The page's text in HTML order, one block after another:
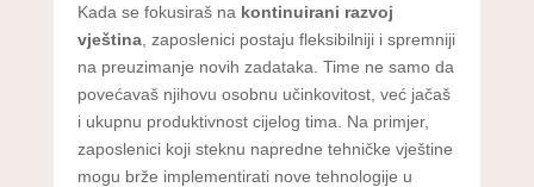
Kada se fokusiraš na kontinuirani razvoj
vještina, zaposlenici postaju fleksibilniji i spremniji
na preuzimanje novih zadataka. Time ne samo da
povećavaš njihovu osobnu učinkovitost, već jačaš
i ukupnu produktivnost cijelog tima. Na primjer,
zaposlenici koji steknu napredne tehničke vještine
mogu brže implementirati nove tehnologije u